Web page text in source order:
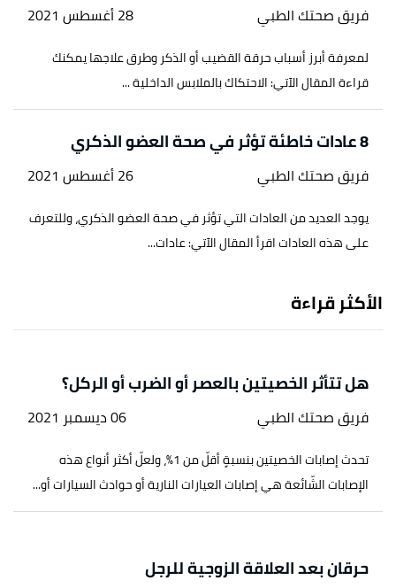
فريق صحتك الطبي 28 أغسطس 2021
لمعرفة أبرز أسباب حرقة القضيب أو الذكر وطرق علاجها يمكنك
قراءة المقال الآتي: الاحتكاك بالملابس الداخلية ...
8 عادات خاطئة تؤثر في صحة العضو الذكري
فريق صحتك الطبي 26 أغسطس 2021
يوجد العديد من العادات التي تؤثر في صحة العضو الذكري، وللتعرف
على هذه العادات اقرأ المقال الآتي: عادات...
الأكثر قراءة
هل تتأثر الخصيتين بالعصر أو الضرب أو الركل؟
فريق صحتك الطبي 06 ديسمبر 2021
تحدث إصابات الخصيتين بنسبةٍ أقلّ من 1%، ولعلّ أكثر أنواع هذه
الإصابات الشّائعة هي إصابات العيارات النارية أو حوادث السيارات أو...
حرقان بعد العلاقة الزوجية للرجل